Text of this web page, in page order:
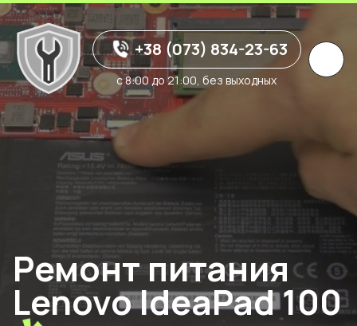
+38 (073) 834-23-63
с 8:00 до 21:00, без выходных
Ремонт питания
Lenovo IdeaPad 100